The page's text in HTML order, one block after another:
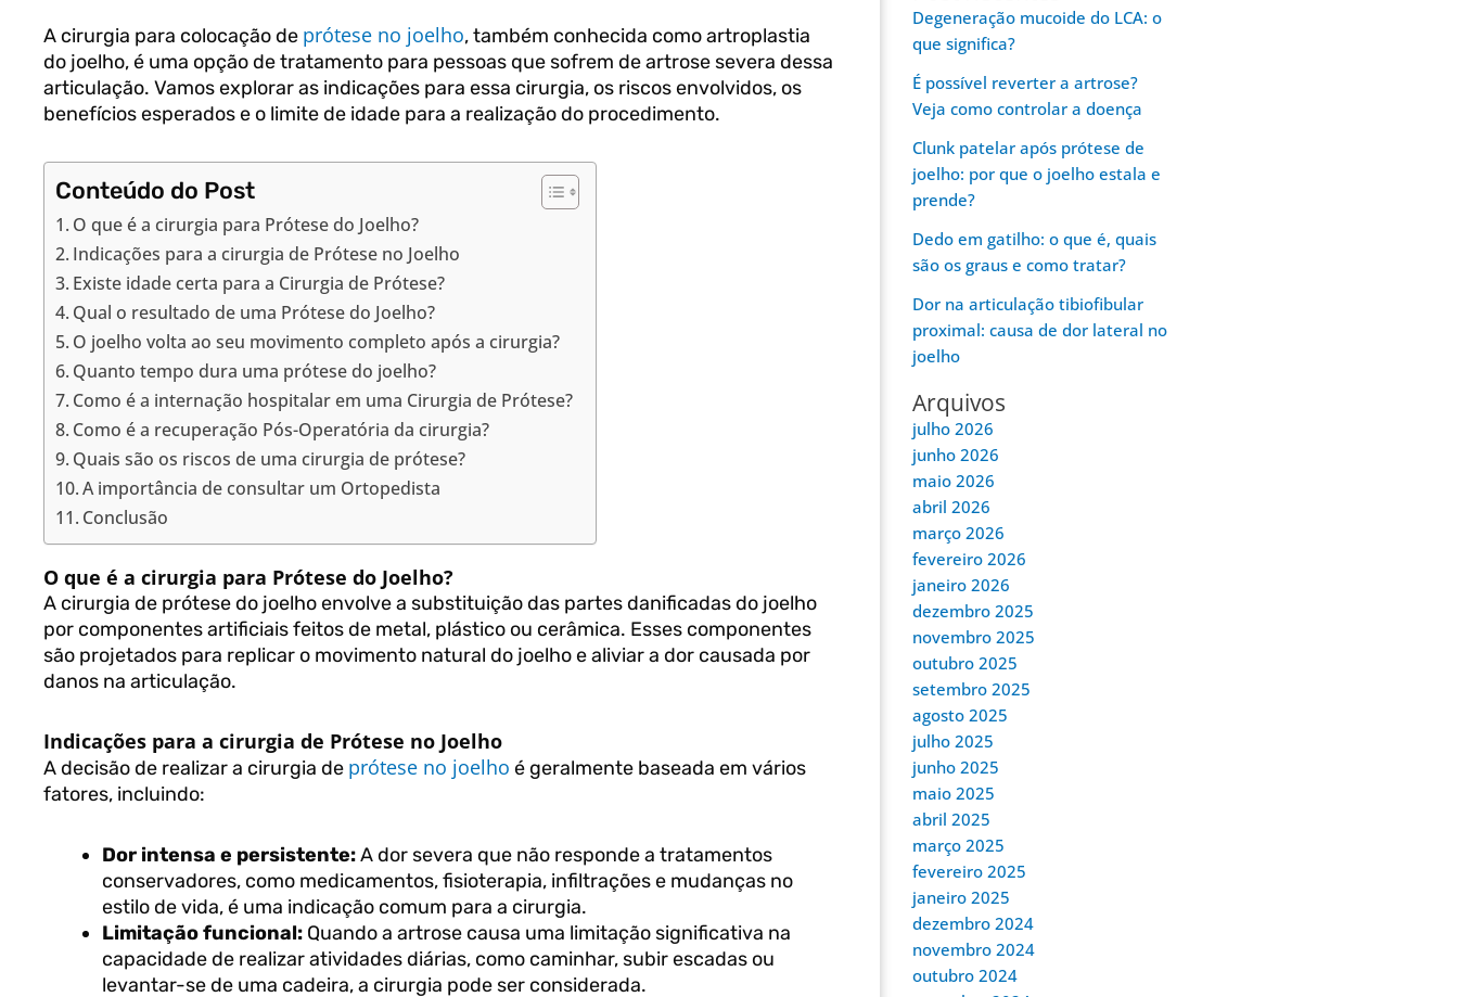
A cirurgia para colocação de prótese no joelho, também conhecida como artroplastia
do joelho, é uma opção de tratamento para pessoas que sofrem de artrose severa dessa
articulação. Vamos explorar as indicações para essa cirurgia, os riscos envolvidos, os
benefícios esperados e o limite de idade para a realização do procedimento.
Conteúdo do Post
O que é a cirurgia para Prótese do Joelho?
Indicações para a cirurgia de Prótese no Joelho
Existe idade certa para a Cirurgia de Prótese?
Qual o resultado de uma Prótese do Joelho?
O joelho volta ao seu movimento completo após a cirurgia?
Quanto tempo dura uma prótese do joelho?
Como é a internação hospitalar em uma Cirurgia de Prótese?
Como é a recuperação Pós-Operatória da cirurgia?
Quais são os riscos de uma cirurgia de prótese?
A importância de consultar um Ortopedista
Conclusão
O que é a cirurgia para Prótese do Joelho?
A cirurgia de prótese do joelho envolve a substituição das partes danificadas do joelho
por componentes artificiais feitos de metal, plástico ou cerâmica. Esses componentes
são projetados para replicar o movimento natural do joelho e aliviar a dor causada por
danos na articulação.
Indicações para a cirurgia de Prótese no Joelho
A decisão de realizar a cirurgia de prótese no joelho é geralmente baseada em vários
fatores, incluindo:
Dor intensa e persistente:A dor severa que não responde a tratamentos
conservadores, como medicamentos, fisioterapia, infiltrações e mudanças no
estilo de vida, é uma indicação comum para a cirurgia.
Limitação funcional: Quando a artrose causa uma limitação significativa na
capacidade de realizar atividades diárias, como caminhar, subir escadas ou
levantar-se de uma cadeira, a cirurgia pode ser considerada.
Degeneração mucoide do LCA: o
que significa?
É possível reverter a artrose?
Veja como controlar a doença
Clunk patelar após prótese de
joelho: por que o joelho estala e
prende?
Dedo em gatilho: o que é, quais
são os graus e como tratar?
Dor na articulação tibiofibular
proximal: causa de dor lateral no
joelho
Arquivos
julho 2026
junho 2026
maio 2026
abril 2026
março 2026
fevereiro 2026
janeiro 2026
dezembro 2025
novembro 2025
outubro 2025
setembro 2025
agosto 2025
julho 2025
junho 2025
maio 2025
abril 2025
março 2025
fevereiro 2025
janeiro 2025
dezembro 2024
novembro 2024
outubro 2024